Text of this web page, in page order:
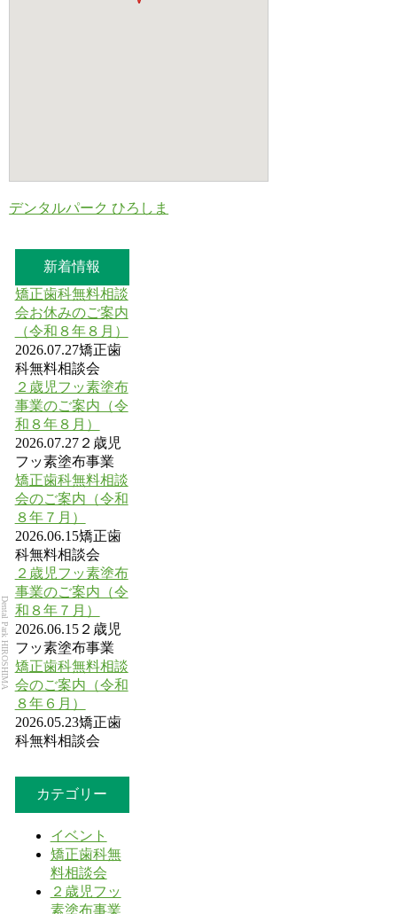
Dental Park HIROSHIMA
デンタルパーク ひろしま
新着情報
矯正歯科無料相談
会お休みのご案内
（令和８年８月）
2026.07.27矯正歯
科無料相談会
２歳児フッ素塗布
事業のご案内（令
和８年８月）
2026.07.27２歳児
フッ素塗布事業
矯正歯科無料相談
会のご案内（令和
８年７月）
2026.06.15矯正歯
科無料相談会
２歳児フッ素塗布
事業のご案内（令
和８年７月）
2026.06.15２歳児
フッ素塗布事業
矯正歯科無料相談
会のご案内（令和
８年６月）
2026.05.23矯正歯
科無料相談会
カテゴリー
イベント
矯正歯科無
料相談会
２歳児フッ
素塗布事業